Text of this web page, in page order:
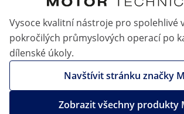
Vysoce kvalitní nástroje pro spolehlivé
pokročilých průmyslových operací po
dílenské úkoly.
Navštívit stránku značky
Zobrazit všechny produkty